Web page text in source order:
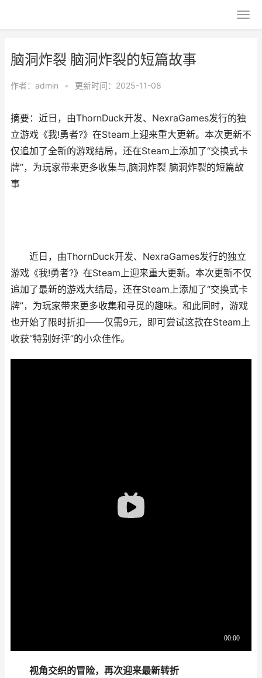
脑洞炸裂 脑洞炸裂的短篇故事
作者： admin • 更新时间：2025-11-08
摘要：近日，由ThornDuck开发、NexraGames发行的独
立游戏《我!勇者?》在Steam上迎来重大更新。本次更新不
仅追加了全新的游戏结局，还在Steam上添加了“交换式卡
牌”，为玩家带来更多收集与,脑洞炸裂 脑洞炸裂的短篇故
事
近日，由ThornDuck开发、NexraGames发行的独立
游戏《我!勇者?》在Steam上迎来重大更新。本次更新不仅
追加了最新的游戏大结局，还在Steam上添加了“交换式卡
牌”，为玩家带来更多收集和寻觅的趣味。和此同时，游戏
也开始了限时折扣——仅需9元，即可尝试这款在Steam上
收获“特别好评”的小众佳作。
视角交织的冒险，再次迎来最新转折